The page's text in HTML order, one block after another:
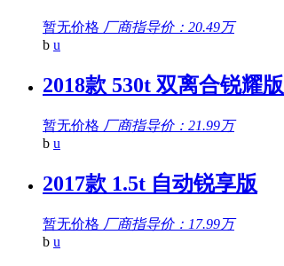
暂无价格 厂商指导价：20.49万
b u
2018款 530t 双离合锐耀版
暂无价格 厂商指导价：21.99万
b u
2017款 1.5t 自动锐享版
暂无价格 厂商指导价：17.99万
b u